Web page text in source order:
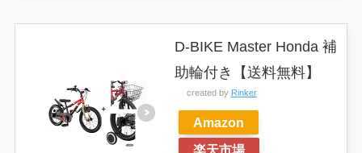
D-BIKE Master Honda 補
助輪付き【送料無料】
created by Rinker
Amazon
楽天市場